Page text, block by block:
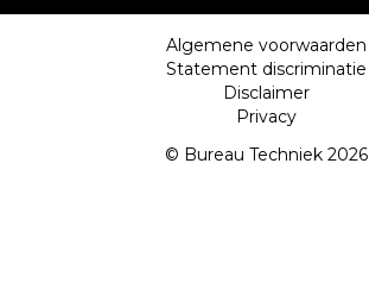
Algemene voorwaarden
Statement discriminatie
Disclaimer
Privacy
© Bureau Techniek 2026